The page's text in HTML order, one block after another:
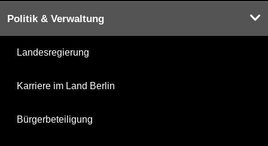
Politik & Verwaltung
Landesregierung
Karriere im Land Berlin
Bürgerbeteiligung